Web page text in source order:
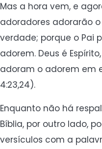
Mas a hora vem, e
adoradores adorarão
verdade; porque o Pai
adorem. Deus é
adoram o adorem em
4:23,24).
Enquanto não há
Bíblia, por outro lado,
versículos com a